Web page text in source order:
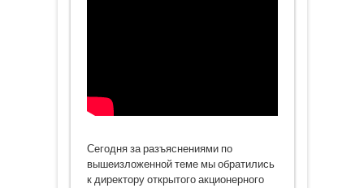
Сегодня за разъяснениями по
вышеизложенной теме мы обратились
к директору открытого акционерного